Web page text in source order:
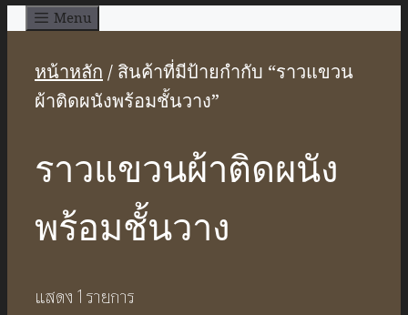
Menu
หน้าหลัก/ สินค้าที่มีป้ายกำกับ “ราวแขวน
ผ้าติดผนังพร้อมชั้นวาง”
ราวแขวนผ้าติดผนัง
พร้อมชั้นวาง
แสดง 1 รายการ